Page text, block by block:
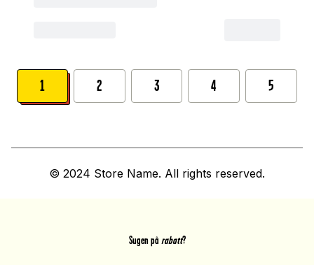
1 2 3 4 5
© 2024 Store Name. All rights reserved.
Sugen på rabatt?